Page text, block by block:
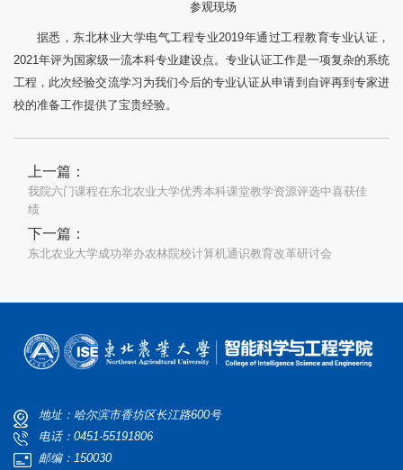
参观现场
据悉，东北林业大学电气工程专业2019年通过工程教育专业认证，
2021年评为国家级一流本科专业建设点。专业认证工作是一项复杂的系统
工程，此次经验交流学习为我们今后的专业认证从申请到自评再到专家进
校的准备工作提供了宝贵经验。
上一篇：
我院六门课程在东北农业大学优秀本科课堂教学资源评选中喜获佳
绩
下一篇：
东北农业大学成功举办农林院校计算机通识教育改革研讨会
地址：哈尔滨市香坊区长江路600号
电话：0451-55191806
邮编：150030